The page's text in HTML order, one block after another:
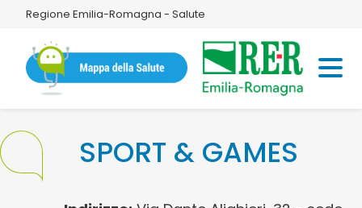
Regione Emilia-Romagna - Salute
SPORT & GAMES